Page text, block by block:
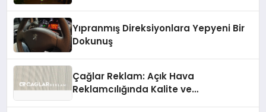
Yıpranmış Direksiyonlara Yepyeni Bir
Dokunuş
Çağlar Reklam: Açık Hava
Reklamcılığında Kalite ve